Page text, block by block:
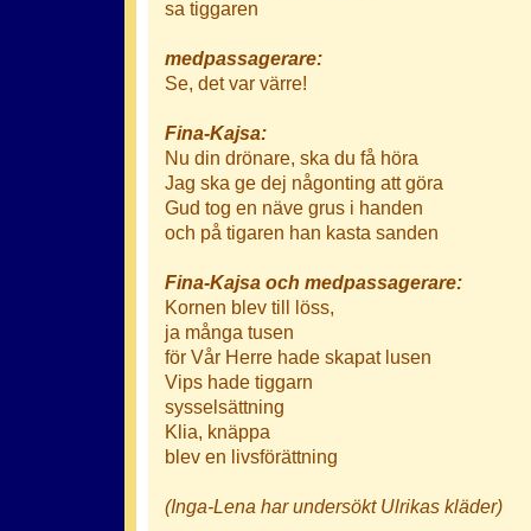
sa tiggaren
medpassagerare:
Se, det var värre!
Fina-Kajsa:
Nu din drönare, ska du få höra
Jag ska ge dej någonting att göra
Gud tog en näve grus i handen
och på tigaren han kasta sanden
Fina-Kajsa och medpassagerare:
Kornen blev till löss,
ja många tusen
för Vår Herre hade skapat lusen
Vips hade tiggarn
sysselsättning
Klia, knäppa
blev en livsförättning
(Inga-Lena har undersökt Ulrikas kläder)